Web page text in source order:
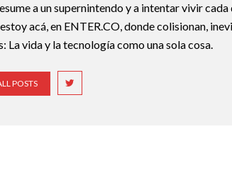
a un supernintendo y a intentar vivir
acá, en ENTER.CO, donde colisionan,
La vida y la tecnología como una sola cosa.
POSTS